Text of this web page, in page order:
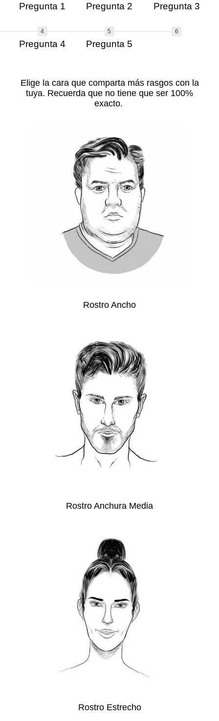
Pregunta 1 Pregunta 2 Pregunta 3
4
Pregunta 4
5
Pregunta 5
6
Elige la cara que comparta más rasgos con la
tuya. Recuerda que no tiene que ser 100%
exacto.
Rostro Ancho
Rostro Anchura Media
Rostro Estrecho